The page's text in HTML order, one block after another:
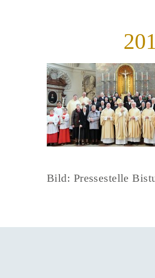
Bild: Pressestelle